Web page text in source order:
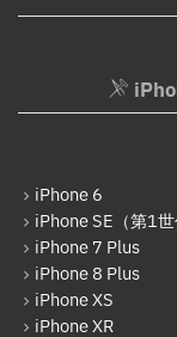
Google Pixel
Xperia
Galaxy
OPPO
HUAWEI
iPhone 6
iPhone SE（第1世
iPhone 7 Plus
iPhone 8 Plus
iPhone XS
iPhone XR